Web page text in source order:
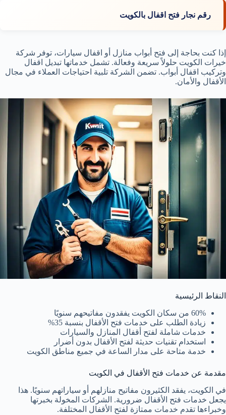
رقم نجار فتح اقفال بالكويت
إذا كنت بحاجة إلى فتح أبواب منازل أو اقفال سيارات، توفر شركة
خيرات الكويت حلولاً سريعة وفعالة. تشمل خدماتها تبديل اقفال
وتركيب اقفال أبواب. تضمن الشركة تلبية احتياجات العملاء في مجال
الأقفال والأمان.
النقاط الرئيسية
60% من سكان الكويت يفقدون مفاتيحهم سنويًا
زيادة الطلب على خدمات فتح الأقفال بنسبة 35%
خدمات شاملة لفتح أقفال المنازل والسيارات
استخدام تقنيات حديثة لفتح الأقفال بدون أضرار
خدمة متاحة على مدار الساعة في جميع مناطق الكويت
مقدمة عن خدمات فتح الأقفال في الكويت
في الكويت، يفقد الكثيرون مفاتيح منازلهم أو سياراتهم سنويًا. هذا
يجعل خدمات فتح الأقفال ضرورية. الشركات المخولة بخبرتها
وخبراءها تقدم خدمات ممتازة لفتح الأقفال المختلفة.